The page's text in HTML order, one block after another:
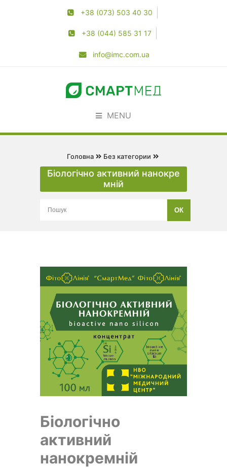
+38 (073) 503 40 30
+38 (044) 585 31 17
info@imc.com.ua
MENU
Головна Без категории
Біологічно активний нанокре
мній
Біологічно
активний
нанокремній